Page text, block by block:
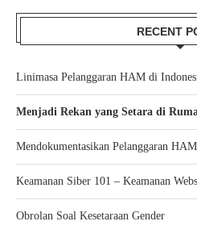
RECENT
Linimasa Pelanggaran HAM di
Menjadi Rekan yang Setara di
Mendokumentasikan Pelanggaran HAM
Keamanan Siber 101 – Keamanan
Obrolan Soal Kesetaraan Gender